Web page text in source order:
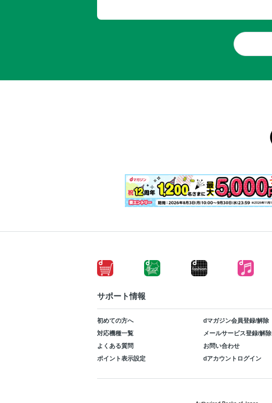
サポート情報
初めての方へ
dマガジン会員登録/解除
対応機種一覧
メールサービス登録/解除
よくある質問
お問い合わせ
ポイント表示設定
dアカウントログイン